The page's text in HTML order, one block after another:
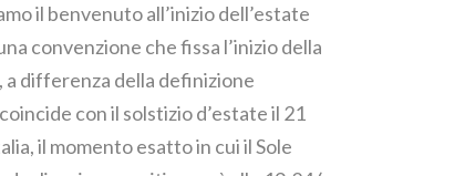
il benvenuto all’inizio dell’estate
convenzione che fissa l’inizio della
a differenza della definizione
con il solstizio d’estate il 21
il momento esatto in cui il Sole